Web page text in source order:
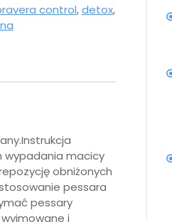
control,detox,
wypadania macicy
obniżonych
pessara
pessary
i